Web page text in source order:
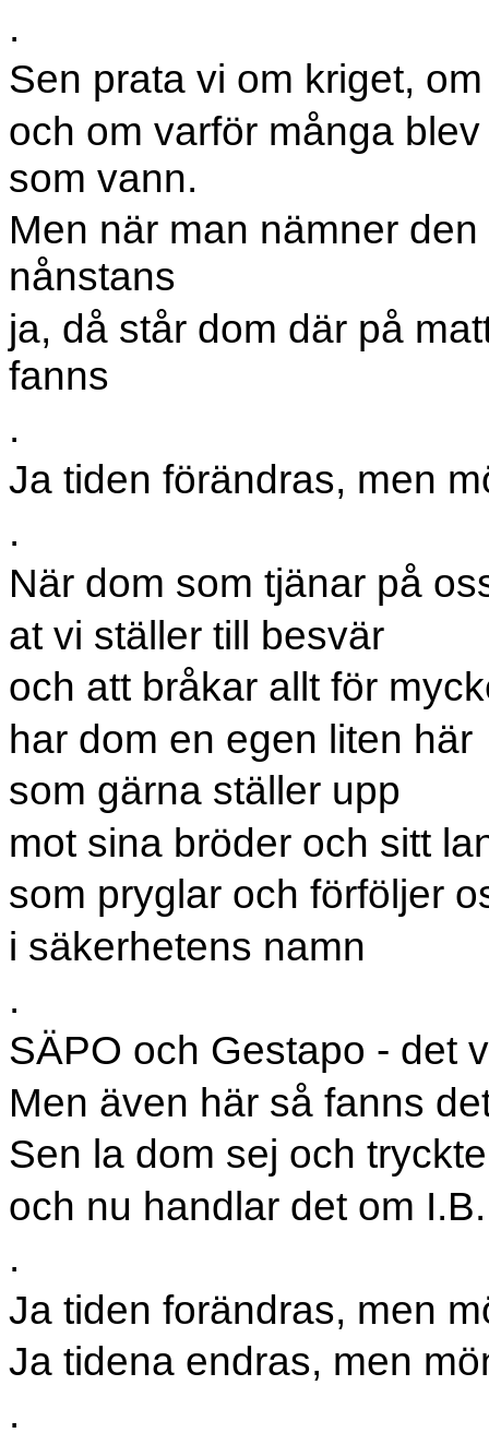
.
Sen prata vi om kriget,
och om varför många
som vann.
Men när man nämner
nånstans
ja, då står dom där på
fanns
.
Ja tiden förändras, men
.
När dom som tjänar på
at vi ställer till besvär
och att bråkar allt för
har dom en egen liten här
som gärna ställer upp
mot sina bröder och sitt
som pryglar och förföljer
i säkerhetens namn
.
SÄPO och Gestapo - det
Men även här så fanns
Sen la dom sej och
och nu handlar det om
.
Ja tiden forändras, men
Ja tidena endras, men
.